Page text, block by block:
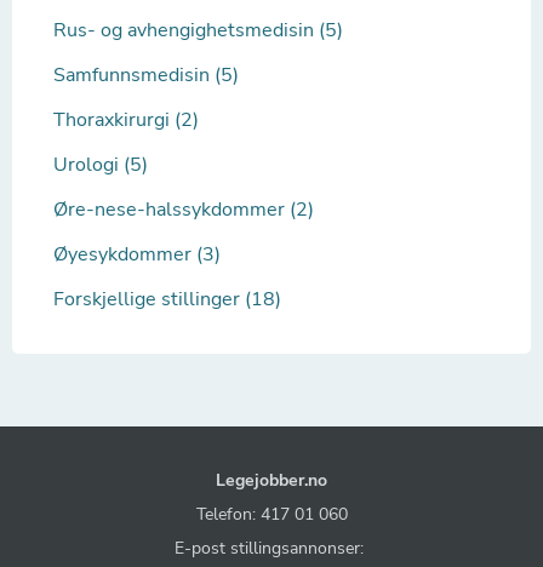
Rus- og avhengighetsmedisin (5)
Samfunnsmedisin (5)
Thoraxkirurgi (2)
Urologi (5)
Øre-nese-halssykdommer (2)
Øyesykdommer (3)
Forskjellige stillinger (18)
Legejobber.no
Telefon: 417 01 060
E-post stillingsannonser: